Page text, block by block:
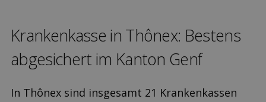
Kranken­kasse in Thônex: Bestens
ab­gesichert im Kanton Genf
In Thônex sind insgesamt 21 Krankenkassen